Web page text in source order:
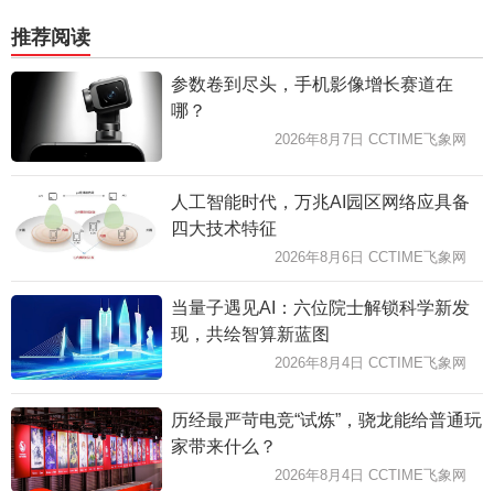
推荐阅读
参数卷到尽头，手机影像增长赛道在
哪？
2026年8月7日 CCTIME飞象网
人工智能时代，万兆AI园区网络应具备
四大技术特征
2026年8月6日 CCTIME飞象网
当量子遇见AI：六位院士解锁科学新发
现，共绘智算新蓝图
2026年8月4日 CCTIME飞象网
历经最严苛电竞“试炼”，骁龙能给普通玩
家带来什么？
2026年8月4日 CCTIME飞象网